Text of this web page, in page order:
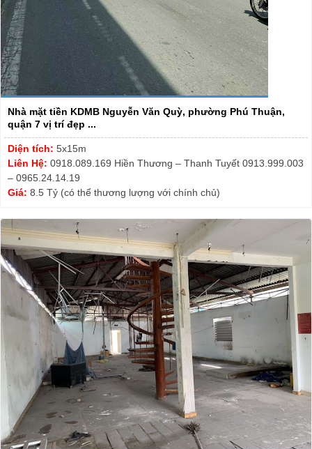
Nhà mặt tiền KDMB Nguyễn Văn Quỳ, phường Phú Thuận,
quận 7 vị trí đẹp ...
Diện tích: 5x15m
Liên Hệ: 0918.089.169 Hiền Thương – Thanh Tuyết 0913.999.003
– 0965.24.14.19
Giá: 8.5 Tỷ (có thể thương lượng với chính chủ)